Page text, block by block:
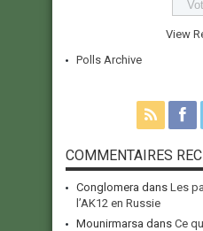
View
Polls Archive
COMMENTAIRES
Conglomera dans Les
l’AK12 en Russie
Mounirmarsa dans Ce